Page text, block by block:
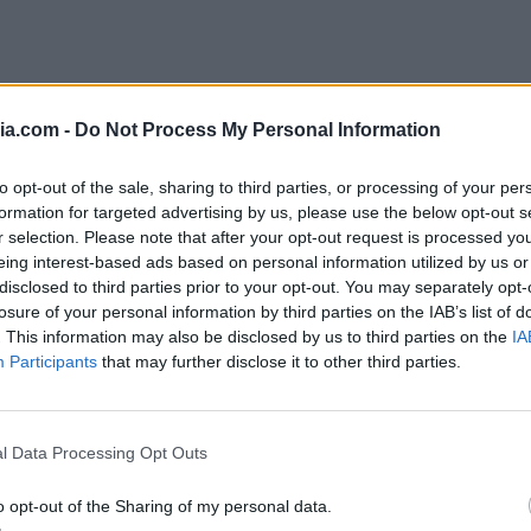
- Do Not Process My Personal Information
opt-out of the sale, sharing to third parties, or processing of your
for targeted advertising by us, please use the below opt-out
selection. Please note that after your opt-out request is processed
interest-based ads based on personal information utilized by us
to third parties prior to your opt-out. You may separately
of your personal information by third parties on the IAB’s list of
This information may also be disclosed by us to third parties on the
Participants that may further disclose it to other third parties.
Data Processing Opt Outs
opt-out of the Sharing of my personal data.
keto in padella
, ti serviranno semi di zucca e di girasole,
per pizza e focacce, acqua tiepida,
Emmental bavarese, prosciutto crudo e
in friggitrice ad aria e poi macinandoli
conserva le loro proprietà e rilascia